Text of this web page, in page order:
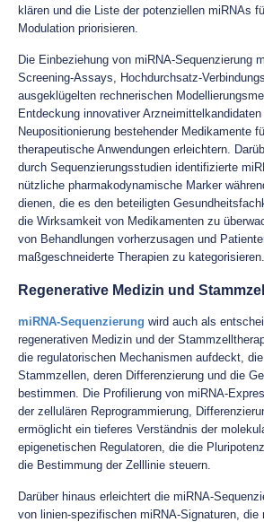
klären und die Liste der potenziellen miRNAs
Modulation priorisieren.
Die Einbeziehung von miRNA-Sequenzierung
Screening-Assays, Hochdurchsatz-
ausgeklügelten rechnerischen
Entdeckung innovativer
Neupositionierung bestehender Medikamente
therapeutische Anwendungen erleichtern.
durch Sequenzierungsstudien identifizierte
nützliche pharmakodynamische Marker
dienen, die es den beteiligten
die Wirksamkeit von Medikamenten zu
von Behandlungen vorherzusagen und
maßgeschneiderte Therapien zu kategorisieren.
Regenerative Medizin und
miRNA-Sequenzierung wird auch als
regenerativen Medizin und der
die regulatorischen Mechanismen aufdeckt,
Stammzellen, deren Differenzierung und die
bestimmen. Die Profilierung von miRNA-
der zellulären Reprogrammierung,
ermöglicht ein tieferes Verständnis der
epigenetischen Regulatoren, die die
die Bestimmung der Zelllinie steuern.
Darüber hinaus erleichtert die miRNA-
von linien-spezifischen miRNA-Signaturen, die